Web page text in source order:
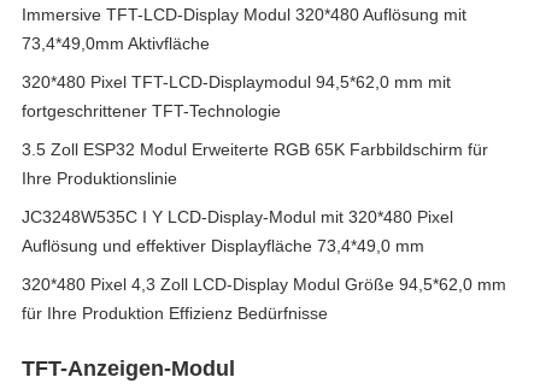
Immersive TFT-LCD-Display Modul 320*480 Auflösung mit
73,4*49,0mm Aktivfläche
320*480 Pixel TFT-LCD-Displaymodul 94,5*62,0 mm mit
fortgeschrittener TFT-Technologie
3.5 Zoll ESP32 Modul Erweiterte RGB 65K Farbbildschirm für
Ihre Produktionslinie
JC3248W535C I Y LCD-Display-Modul mit 320*480 Pixel
Auflösung und effektiver Displayfläche 73,4*49,0 mm
320*480 Pixel 4,3 Zoll LCD-Display Modul Größe 94,5*62,0 mm
für Ihre Produktion Effizienz Bedürfnisse
TFT-Anzeigen-Modul